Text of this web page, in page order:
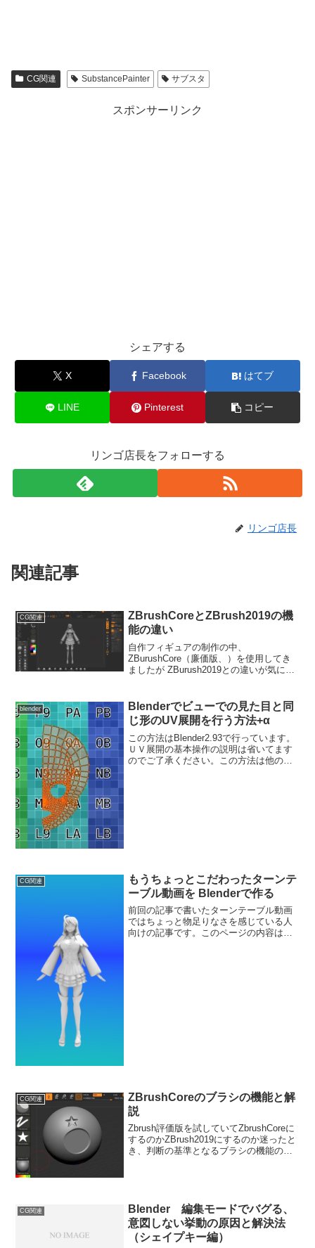
CG関連 SubstancePainter サブスタ
スポンサーリンク
シェアする
X Facebook はてブ
LINE Pinterest コピー
リンゴ店長をフォローする
リンゴ店長
関連記事
CG関連
ZBrushCoreとZBrush2019の機
能の違い
自作フィギュアの制作の中、
ZBurushCore（廉価版、）を使用してき
ましたが ZBurush2019との違いが気にな
ZBurush2018のようです（執筆2019...
blender
Blenderでビューでの見た目と同
じ形のUV展開を行う方法+α
この方法はBlender2.93で行っています。
ＵＶ展開の基本操作の説明は省いてます
のでご了承ください。この方法は他のペ
CG関連
もうちょっとこだわったターンテ
ーブル動画を Blenderで作る
前回の記事で書いたターンテーブル動画
ではちょっと物足りなさを感じている人
向けの記事です。このページの内容は回
CG関連
ZBrushCoreのブラシの機能と解
説
Zbrush評価版を試していてZbrushCoreに
するのかZBrush2019にするのか迷ったと
き、判断の基準となるブラシの機能の解
CG関連
Blender 編集モードでバグる、
意図しない挙動の原因と解決法
（シェイプキー編）